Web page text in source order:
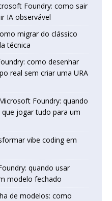
Foundry: como sair
IA observável
migrar do clássico
técnica
como desenhar
real sem criar uma URA
Foundry: quando
jogar tudo para um
vibe coding em
quando usar
modelo fechado
de modelos: como